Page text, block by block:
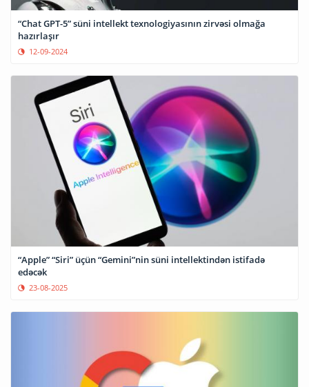
“Chat GPT-5” süni intellekt texnologiyasının zirvəsi olmağa
hazırlaşır
12-09-2024
“Apple” “Siri” üçün “Gemini”nin süni intellektindən istifadə
edəcək
23-08-2025